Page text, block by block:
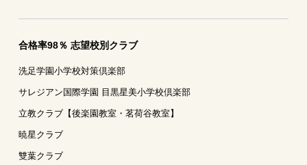
合格率98％ 志望校別クラブ
洗足学園小学校対策倶楽部
サレジアン国際学園 目黒星美小学校倶楽部
立教クラブ【後楽園教室・茗荷谷教室】
暁星クラブ
雙葉クラブ